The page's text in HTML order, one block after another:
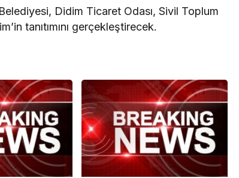
Didim Ticaret Odası, Sivil Toplum
tanıtımını gerçekleştirecek.